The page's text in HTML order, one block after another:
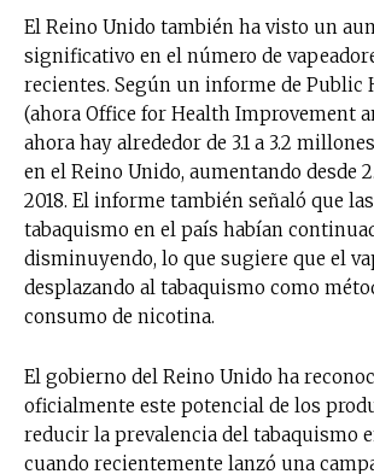
El Reino Unido también ha visto un
significativo en el número de
recientes. Según un informe de Public
(ahora Office for Health Improvement
ahora hay alrededor de 3.1 a 3.2
en el Reino Unido, aumentando desde
2018. El informe también señaló que
tabaquismo en el país habían
disminuyendo, lo que sugiere que el
desplazando al tabaquismo como
consumo de nicotina.
El gobierno del Reino Unido ha
oficialmente este potencial de los
reducir la prevalencia del tabaquismo
cuando recientemente lanzó una